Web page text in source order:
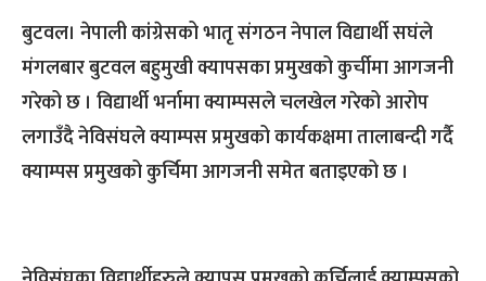
बुटवल। नेपाली कांग्रेसको भातृ संगठन नेपाल विद्यार्थी सघंले
मंगलबार बुटवल बहुमुखी क्यापसका प्रमुखको कुर्चीमा आगजनी
गरेको छ । विद्यार्थी भर्नामा क्याम्पसले चलखेल गरेको आरोप
लगाउँदै नेविसंघले क्याम्पस प्रमुखको कार्यकक्षमा तालाबन्दी गर्दै
क्याम्पस प्रमुखको कुर्चिमा आगजनी समेत बताइएको छ ।